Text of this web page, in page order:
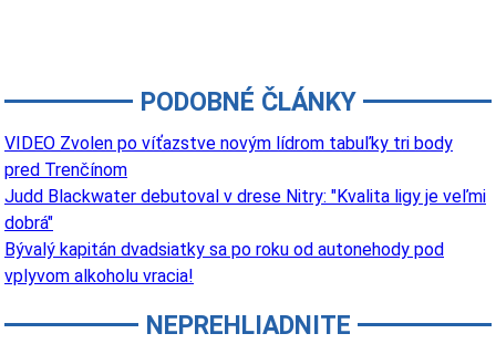
PODOBNÉ ČLÁNKY
VIDEO Zvolen po víťazstve novým lídrom tabuľky tri body
pred Trenčínom
Judd Blackwater debutoval v drese Nitry: "Kvalita ligy je veľmi
dobrá"
Bývalý kapitán dvadsiatky sa po roku od autonehody pod
vplyvom alkoholu vracia!
NEPREHLIADNITE